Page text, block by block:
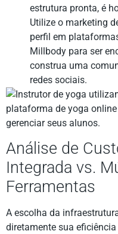
estrutura pronta, é
Utilize o marketing
perfil em
Millbody para ser
construa uma
redes sociais.
Análise de
Integrada vs.
Ferramentas
A escolha da
diretamente sua